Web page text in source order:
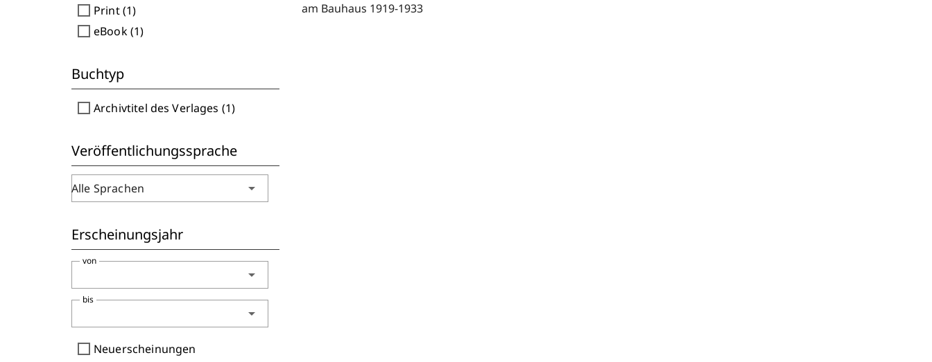
check_box_outline_blank Print (1)
check_box_outline_blank eBook (1)
Buchtyp
check_box_outline_blank Archivtitel des Verlages (1)
Veröffentlichungssprache
Alle Sprachen arrow_drop_down
Erscheinungsjahr
arrow_drop_down
von
arrow_drop_down
bis
check_box_outline_blank Neuerscheinungen
am Bauhaus 1919-1933